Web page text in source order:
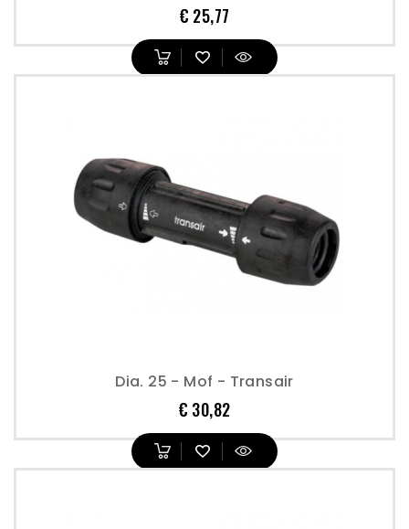
€ 25,77
Dia. 25 - Mof - Transair
€ 30,82Prijs